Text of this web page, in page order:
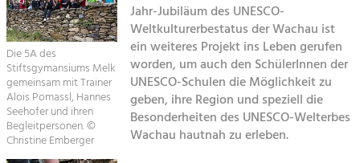
Kirchen am Fluss
Suche
Impressum
Kontakt
Tourismus
Angebotsentwicklung und
Positionierung.
Kunst & Kultur
Handwerk, Wissenschaft und Forschung.
Die 5A des
Stiftsgymansiums Melk
gemeinsam mit Trainer
Alois Pomassl, Hannes
Seehofer und ihren
Begleitpersonen. ©
Christine Emberger
Jahr-Jubiläum des UNESCO-
Weltkulturerbestatus der Wachau ist
ein weiteres Projekt ins Leben gerufen
worden, um auch den SchülerInnen der
UNESCO-Schulen die Möglichkeit zu
geben, ihre Region und speziell die
Besonderheiten des UNESCO-Welterbes
Wachau hautnah zu erleben.